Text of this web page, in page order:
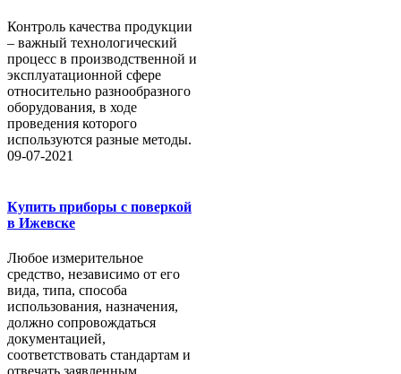
Контроль качества продукции
– важный технологический
процесс в производственной и
эксплуатационной сфере
относительно разнообразного
оборудования, в ходе
проведения которого
используются разные методы.
09-07-2021
Купить приборы с поверкой
в Ижевске
Любое измерительное
средство, независимо от его
вида, типа, способа
использования, назначения,
должно сопровождаться
документацией,
соответствовать стандартам и